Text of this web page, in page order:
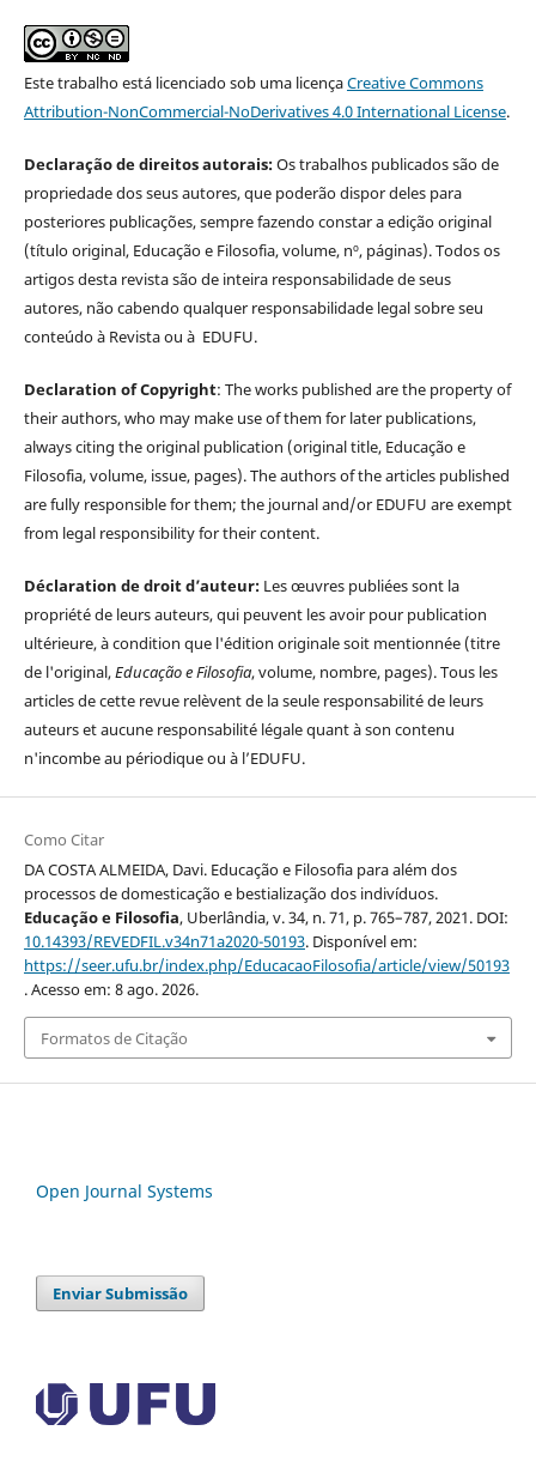
Este trabalho está licenciado sob uma licençaCreative Commons
Attribution-NonCommercial-NoDerivatives 4.0 International License.
Declaração de direitos autorais:Os trabalhos publicados são de
propriedade dos seus autores, que poderão dispor deles para
posteriores publicações, sempre fazendo constar a edição original
(título original, Educação e Filosofia, volume, nº, páginas). Todos os
artigos desta revista são de inteira responsabilidade de seus
autores, não cabendo qualquer responsabilidade legal sobre seu
conteúdo à Revista ou à EDUFU.
Declaration of Copyright: The works published are the property of
their authors, who may make use of them for later publications,
always citing the original publication (original title, Educação e
Filosofia, volume, issue, pages). The authors of the articles published
are fully responsible for them; the journal and/or EDUFU are exempt
from legal responsibility for their content.
Déclaration de droit d’auteur: Les œuvres publiées sont la
propriété de leurs auteurs, qui peuvent les avoir pour publication
ultérieure, à condition que l'édition originale soit mentionnée (titre
de l'original,Educação e Filosofia, volume, nombre, pages). Tous les
articles de cette revue relèvent de la seule responsabilité de leurs
auteurs et aucune responsabilité légale quant à son contenu
n'incombe au périodique ou à l’EDUFU.
Como Citar
DA COSTA ALMEIDA, Davi. Educação e Filosofia para além dos
processos de domesticação e bestialização dos indivíduos.
Educação e Filosofia, Uberlândia, v. 34, n. 71, p. 765–787, 2021. DOI:
10.14393/REVEDFIL.v34n71a2020-50193. Disponível em:
https://seer.ufu.br/index.php/EducacaoFilosofia/article/view/50193
. Acesso em: 8 ago. 2026.
Formatos de Citação
Open Journal Systems
Enviar Submissão